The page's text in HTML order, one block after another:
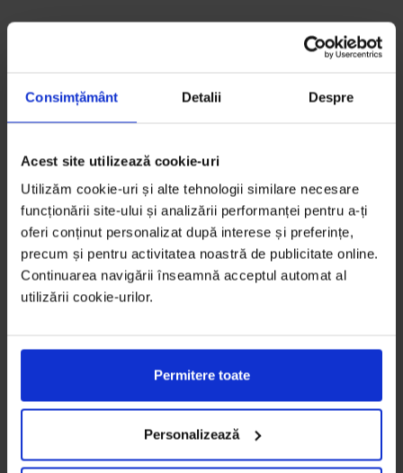
Consimțământ Detalii Despre
Acest site utilizează cookie-uri
Utilizăm cookie-uri și alte tehnologii similare necesare
funcționării site-ului și analizării performanței pentru a-ți
oferi conținut personalizat după interese și preferințe,
precum și pentru activitatea noastră de publicitate online.
Continuarea navigării înseamnă acceptul automat al
utilizării cookie-urilor.
Permitere toate
Personalizează